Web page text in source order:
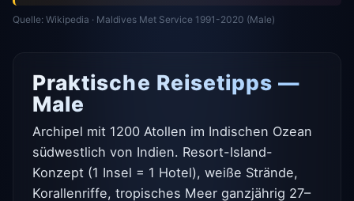
Quelle: Wikipedia · Maldives Met Service 1991-2020 (Male)
Praktische Reisetipps —
Male
Archipel mit 1200 Atollen im Indischen Ozean
südwestlich von Indien. Resort-Island-
Konzept (1 Insel = 1 Hotel), weiße Strände,
Korallenriffe, tropisches Meer ganzjährig 27–